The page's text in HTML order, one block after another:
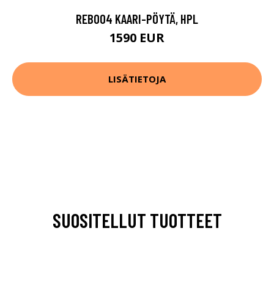
REB004 KAARI-PÖYTÄ, HPL
1590 EUR
LISÄTIETOJA
SUOSITELLUT TUOTTEET